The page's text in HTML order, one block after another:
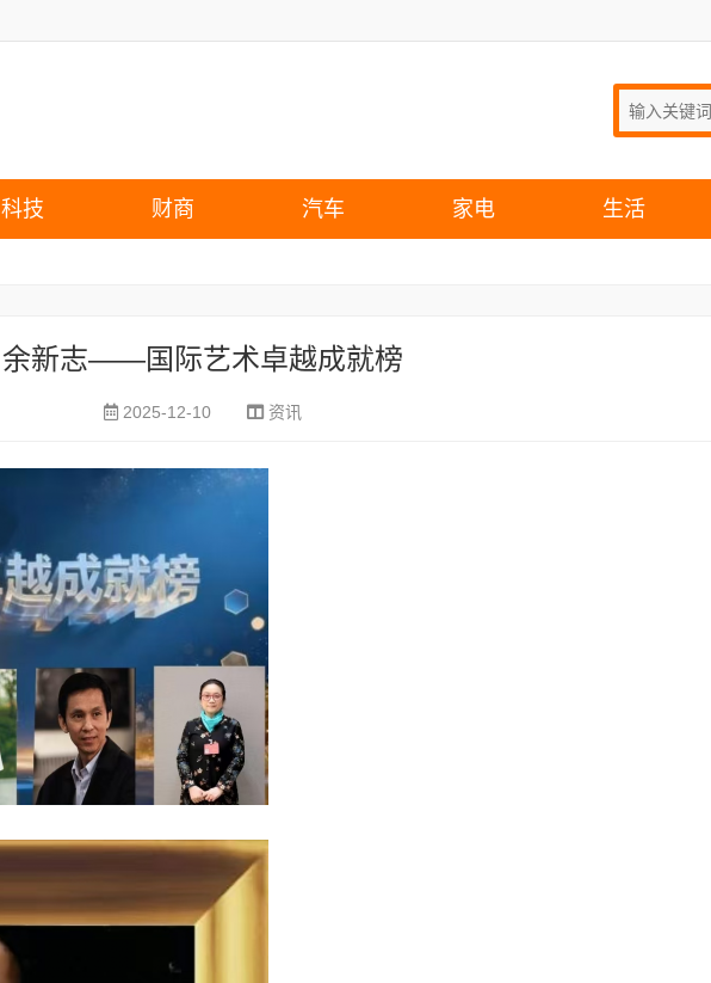
科技 财商 汽车 家电 生活
余新志——国际艺术卓越成就榜
2025-12-10 资讯